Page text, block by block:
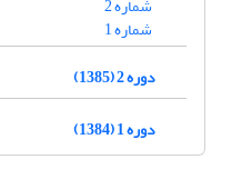
شماره 1
دوره 2 (1385)
دوره 1 (1384)